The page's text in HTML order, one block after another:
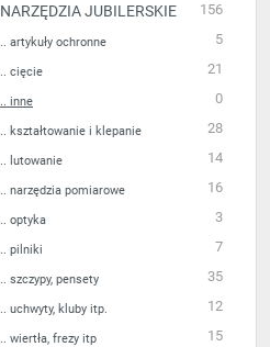
NARZĘDZIA JUBILERSKIE 156
.. artykuły ochronne 5
.. cięcie 21
.. inne 0
.. kształtowanie i klepanie 28
.. lutowanie 14
.. narzędzia pomiarowe 16
.. optyka 3
.. pilniki 7
.. szczypy, pensety 35
.. uchwyty, kluby itp. 12
.. wiertła, frezy itp 15